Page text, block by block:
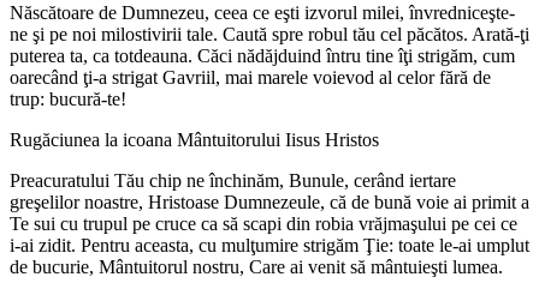
Născătoare de Dumnezeu, ceea ce eşti izvorul milei, învredniceşte-
ne şi pe noi milostivirii tale. Caută spre robul tău cel păcătos. Arată-ţi
puterea ta, ca totdeauna. Căci nădăjduind întru tine îţi strigăm, cum
oarecând ţi-a strigat Gavriil, mai marele voievod al celor fără de
trup: bucură-te!
Rugăciunea la icoana Mântuitorului Iisus Hristos
Preacuratului Tău chip ne închinăm, Bunule, cerând iertare
greşelilor noastre, Hristoase Dumnezeule, că de bună voie ai primit a
Te sui cu trupul pe cruce ca să scapi din robia vrăjmaşului pe cei ce
i-ai zidit. Pentru aceasta, cu mulţumire strigăm Ţie: toate le-ai umplut
de bucurie, Mântuitorul nostru, Care ai venit să mântuieşti lumea.